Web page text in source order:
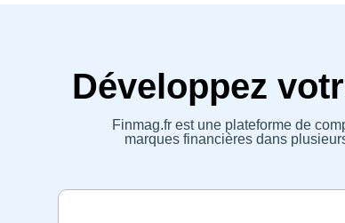
Développez
Finmag.fr est une plateforme de
marques financières dans